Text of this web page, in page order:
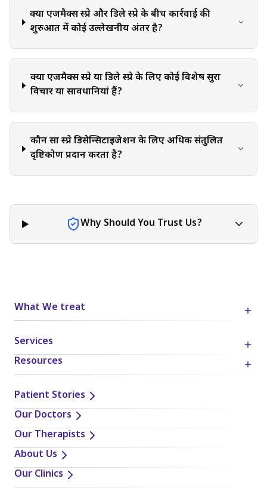
से चर्चा और व्यक्तिगत मार्गदर्शन पर आधारित होना चाहिए, जिसे आपकी
चिकित्सा स्थिति की व्यापक समझ हो।
क्या एजमैक्स स्प्रे और डिले स्प्रे के बीच कार्रवाई की
शुरुआत में कोई उल्लेखनीय अंतर है?
क्या एजमैक्स स्प्रे या डिले स्प्रे के लिए कोई विशेष सुरक्षा
विचार या सावधानियां हैं?
कौन सा स्प्रे डिसेन्सिटाइजेशन के लिए अधिक संतुलित
दृष्टिकोण प्रदान करता है?
Why Should You Trust Us?
What We treat
Services
Resources
Patient Stories
Our Doctors
Our Therapists
About Us
Our Clinics